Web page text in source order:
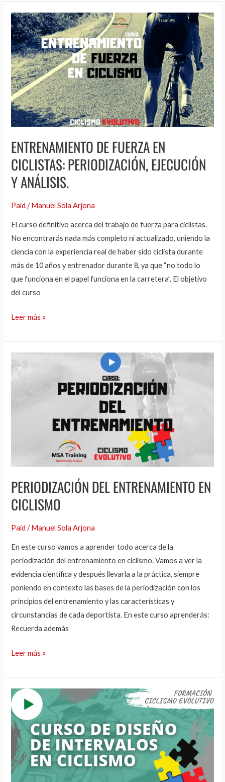
ENTRENAMIENTO DE FUERZA EN
CICLISTAS: PERIODIZACIÓN, EJECUCIÓN
Y ANÁLISIS.
Paid /Manuel Sola Arjona
El curso definitivo acerca del trabajo de fuerza para ciclistas.
No encontrarás nada más completo ni actualizado, uniendo la
ciencia con la experiencia real de haber sido ciclista durante
más de 10 años y entrenador durante 8, ya que “no todo lo
que funciona en el papel funciona en la carretera”. El objetivo
del curso
Entrenamiento
de
fuerza
en
ciclistas:
periodización,
ejecución
y
análisis.
Leer más »
PERIODIZACIÓN DEL ENTRENAMIENTO EN
CICLISMO
Paid /Manuel Sola Arjona
En este curso vamos a aprender todo acerca de la
periodización del entrenamiento en ciclismo. Vamos a ver la
evidencia científica y después llevarla a la práctica, siempre
poniendo en contexto las bases de la periodización con los
principios del entrenamiento y las características y
circunstancias de cada deportista. En este curso aprenderás:
Recuerda además
Periodización
del
entrenamiento
Leer más »
Diseño
de
entrenamientos
interválicos